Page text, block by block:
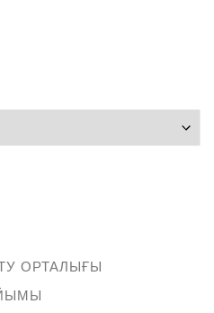
ОРТАЛЫҒЫ